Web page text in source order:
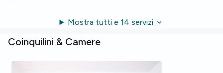
Mostra tutti e 14 servizi
Coinquilini & Camere